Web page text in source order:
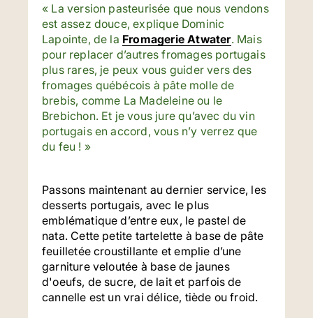
« La version pasteurisée que nous vendons
est assez douce, explique Dominic
Lapointe, de la Fromagerie Atwater. Mais
pour replacer d’autres fromages portugais
plus rares, je peux vous guider vers des
fromages québécois à pâte molle de
brebis, comme La Madeleine ou le
Brebichon. Et je vous jure qu’avec du vin
portugais en accord, vous n’y verrez que
du feu ! »
Passons maintenant au dernier service, les
desserts portugais, avec le plus
emblématique d’entre eux, le pastel de
nata. Cette petite tartelette à base de pâte
feuilletée croustillante et emplie d’une
garniture veloutée à base de jaunes
d'oeufs, de sucre, de lait et parfois de
cannelle est un vrai délice, tiède ou froid.